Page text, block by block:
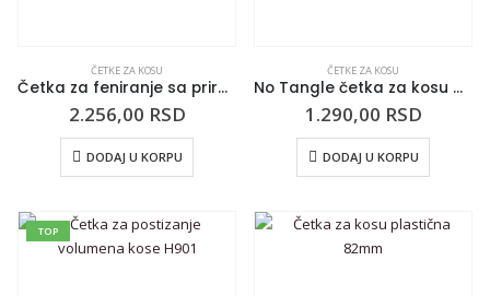
ČETKE ZA KOSU
Četka za feniranje sa prirodnom dlakom GHD 28mm
2.256,00 RSD
DODAJ U KORPU
ČETKE ZA KOSU
No Tangle četka za kosu MACADAMIA
1.290,00 RSD
DODAJ U KORPU
TOP